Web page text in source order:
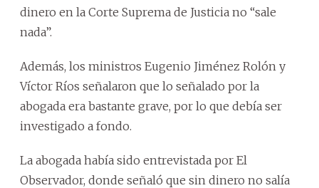
dinero en la Corte Suprema de Justicia no “sale
nada”.
Además, los ministros Eugenio Jiménez Rolón y
Víctor Ríos señalaron que lo señalado por la
abogada era bastante grave, por lo que debía ser
investigado a fondo.
La abogada había sido entrevistada por El
Observador, donde señaló que sin dinero no salía